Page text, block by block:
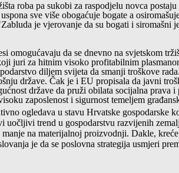
roba pa sukobi za raspodjelu novca
sve više obogaćuje bogate a
je vjerovanje da su bogati i siromašni
omogućavaju da se dnevno na svjetskom
juri za hitnim visoko profitabilnim
diljem svijeta da smanji troškove
države. Čak je i EU propisala da javni
države da pruži obilata socijalna prava
zaposlenost i sigurnost temeljem
ogledava u stavu Hrvatske gospodarske
uočljivi trend u gospodarstvu razvijenih
na materijalnoj proizvodnji. Dakle,
je da se poslovna strategija usmjeri